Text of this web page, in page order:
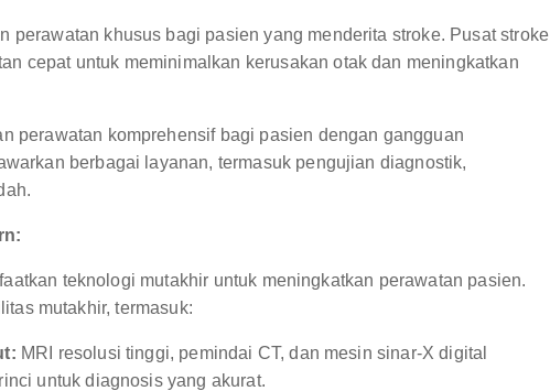
perawatan khusus bagi pasien yang menderita stroke. Pusat stroke
cepat untuk meminimalkan kerusakan otak dan meningkatkan
perawatan komprehensif bagi pasien dengan gangguan
berbagai layanan, termasuk pengujian diagnostik,
teknologi mutakhir untuk meningkatkan perawatan pasien.
mutakhir, termasuk:
MRI resolusi tinggi, pemindai CT, dan mesin sinar-X digital
untuk diagnosis yang akurat.